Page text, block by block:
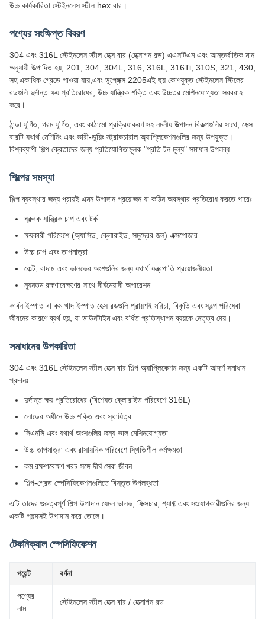
উচ্চ কার্যকারিতা স্টেইনলেস স্টীল hex বার।
পণ্যের সংক্ষিপ্ত বিবরণ
304 এবং 316L স্টেইনলেস স্টীল হেক্স বার (হেক্সাগন রড) এএসটিএম এবং আন্তর্জাতিক মান
অনুযায়ী উত্পাদিত হয়, 201, 304, 304L, 316, 316L, 316Ti, 310S, 321, 430,
সহ একাধিক গ্রেডে পাওয়া যায়,এবং ডুপ্লেক্স 2205এই ছয় কোণযুক্ত স্টেইনলেস স্টিলের
রডগুলি দুর্দান্ত ক্ষয় প্রতিরোধের, উচ্চ যান্ত্রিক শক্তি এবং উচ্চতর মেশিনযোগ্যতা সরবরাহ
করে।
ঠান্ডা ঘূর্ণিত, গরম ঘূর্ণিত, এবং কাঠামো প্রক্রিয়াকরণ সহ নমনীয় উত্পাদন বিকল্পগুলির সাথে, হেক্স
বারটি যথার্থ মেশিনিং এবং ভারী-ডুয়িং স্ট্রাকচারাল অ্যাপ্লিকেশনগুলির জন্য উপযুক্ত।
বিশ্বব্যাপী শিল্প ক্রেতাদের জন্য প্রতিযোগিতামূলক "প্রতি টন মূল্য" সমাধান উপলব্ধ.
শিল্পের সমস্যা
শিল্প ব্যবস্থার জন্য প্রায়ই এমন উপাদান প্রয়োজন যা কঠিন অবস্থার প্রতিরোধ করতে পারেঃ
ধ্রুবক যান্ত্রিক চাপ এবং টর্ক
ক্ষয়কারী পরিবেশে (অ্যাসিড, ক্লোরাইড, সমুদ্রের জল) এক্সপোজার
উচ্চ চাপ এবং তাপমাত্রা
বোল্ট, বাদাম এবং ভালভের অংশগুলির জন্য যথার্থ যন্ত্রপাতি প্রয়োজনীয়তা
ন্যূনতম রক্ষণাবেক্ষণের সাথে দীর্ঘমেয়াদী অপারেশন
কার্বন ইস্পাত বা কম খাদ ইস্পাত হেক্স রডগুলি প্রায়শই মরিচা, বিকৃতি এবং স্বল্প পরিষেবা
জীবনের কারণে ব্যর্থ হয়, যা ডাউনটাইম এবং বর্ধিত প্রতিস্থাপন ব্যয়কে নেতৃত্ব দেয়।
সমাধানের উপকারিতা
304 এবং 316L স্টেইনলেস স্টীল হেক্স বার শিল্প অ্যাপ্লিকেশন জন্য একটি আদর্শ সমাধান
প্রদানঃ
দুর্দান্ত ক্ষয় প্রতিরোধের (বিশেষত ক্লোরাইড পরিবেশে 316L)
লোডের অধীনে উচ্চ শক্তি এবং স্থায়িত্ব
সিএনসি এবং যথার্থ অংশগুলির জন্য ভাল মেশিনযোগ্যতা
উচ্চ তাপমাত্রা এবং রাসায়নিক পরিবেশে স্থিতিশীল কর্মক্ষমতা
কম রক্ষণাবেক্ষণ খরচ সঙ্গে দীর্ঘ সেবা জীবন
শিল্প-গ্রেড স্পেসিফিকেশনগুলিতে বিস্তৃত উপলব্ধতা
এটি তাদের গুরুত্বপূর্ণ শিল্প উপাদান যেমন ভালভ, ফিক্সচার, শ্যাফ্ট এবং সংযোগকারীগুলির জন্য
একটি পছন্দসই উপাদান করে তোলে।
টেকনিক্যাল স্পেসিফিকেশন
পয়েন্ট বর্ণনা
পণ্যের
নাম
স্টেইনলেস স্টীল হেক্স বার / হেক্সাগন রড